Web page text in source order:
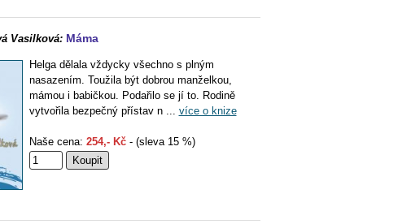
Vasilková: Máma
Helga dělala vždycky všechno s plným
nasazením. Toužila být dobrou manželkou,
mámou i babičkou. Podařilo se jí to. Rodině
vytvořila bezpečný přístav n ... více o knize
Naše cena: 254,- Kč- (sleva 15 %)